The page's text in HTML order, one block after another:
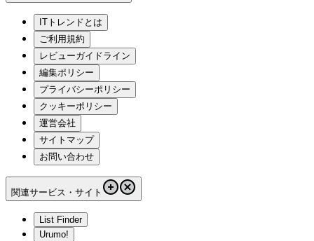
ITトレンドとは
ご利用規約
レビューガイドライン
編集ポリシー
プライバシーポリシー
クッキーポリシー
運営会社
サイトマップ
お問い合わせ
関連サービス・サイト
List Finder
Urumo!